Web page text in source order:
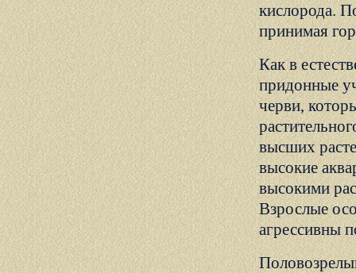
кислорода.
принимая
Как в
придонные
черви,
высших
высокие
высокими
Взрослые
агрессивны